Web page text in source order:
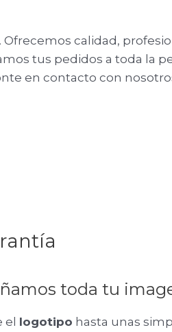
calidad,
tus pedidos a toda la
en contacto con
toda tu
el logotipo hasta unas